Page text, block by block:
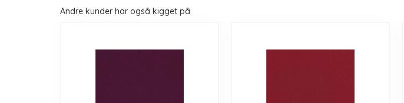
Andre kunder har også kigget på